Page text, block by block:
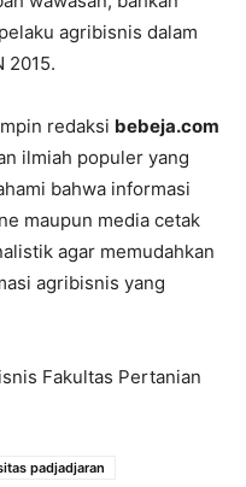
agribisnis dalam
2015.
redaksi bebeja.com
ilmiah populer yang
bahwa informasi
maupun media cetak
agar memudahkan
agribisnis yang
Fakultas Pertanian
padjadjaran